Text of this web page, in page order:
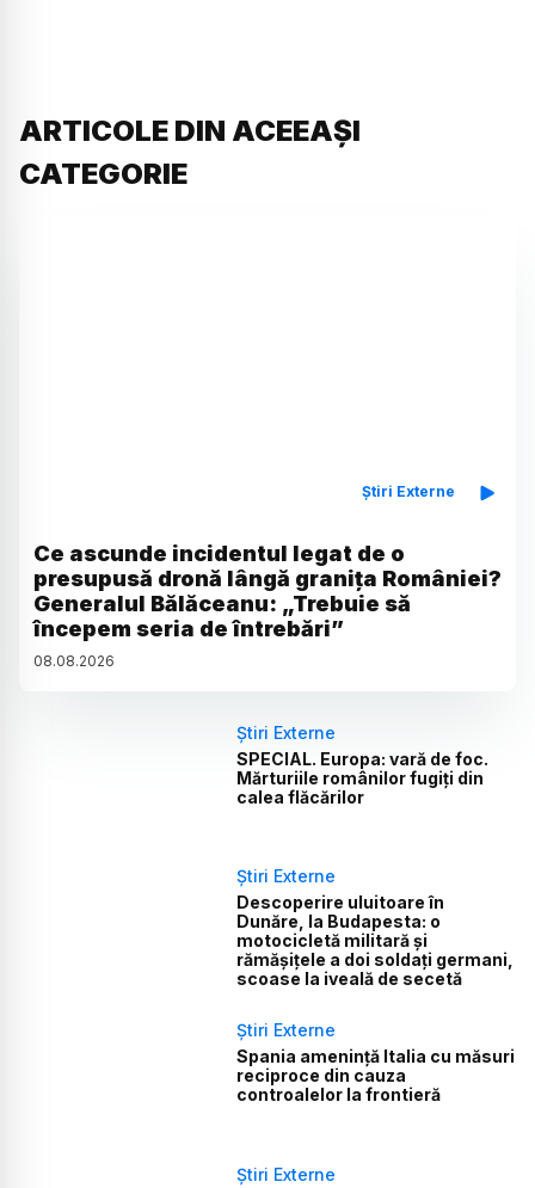
ARTICOLE DIN ACEEAȘI
CATEGORIE
Știri Externe
Ce ascunde incidentul legat de o
presupusă dronă lângă granița României?
Generalul Bălăceanu: „Trebuie să
începem seria de întrebări”
08.08.2026
Știri Externe
SPECIAL. Europa: vară de foc.
Mărturiile românilor fugiți din
calea flăcărilor
Știri Externe
Descoperire uluitoare în
Dunăre, la Budapesta: o
motocicletă militară și
rămășițele a doi soldați germani,
scoase la iveală de secetă
Știri Externe
Spania amenință Italia cu măsuri
reciproce din cauza
controalelor la frontieră
Știri Externe